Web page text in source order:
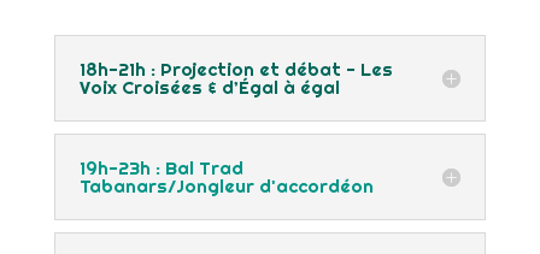
18h-21h : Projection et débat - Les
Voix Croisées & d’Égal à égal
19h-23h : Bal Trad
Tabanars/Jongleur d'accordéon